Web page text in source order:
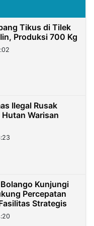
Tikus di Tilek
Produksi 700 Kg
Ilegal Rusak
Warisan
Kunjungi
Percepatan
Strategis